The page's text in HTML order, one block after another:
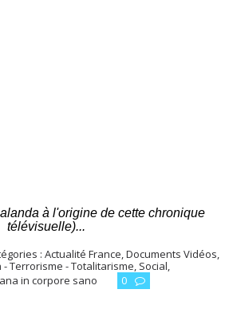
à l'origine de cette chronique
télévisuelle)...
:Actualité France,Documents Vidéos,
- Terrorisme - Totalitarisme, Social,
in corpore sano 0